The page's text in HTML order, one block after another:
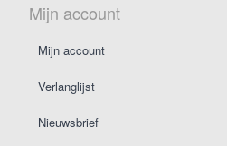
Mijn account
Mijn account
Verlanglijst
Nieuwsbrief